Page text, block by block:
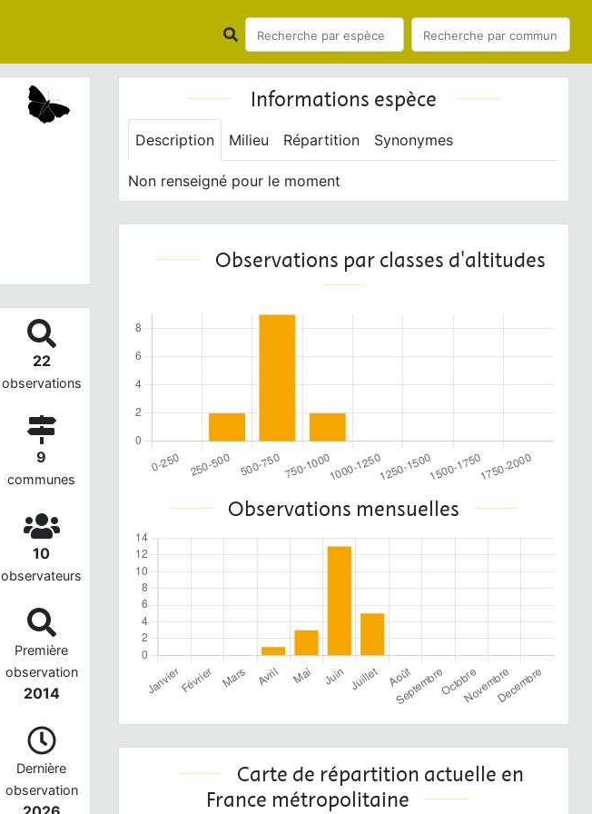
22
observations
9
communes
10
observateurs
Première
observation
2014
Dernière
observation
Informations espèce
Description Milieu Répartition Synonymes
Non renseigné pour le moment
Observations par classes d'altitudes
Observations mensuelles
Carte de répartition actuelle en
France métropolitaine